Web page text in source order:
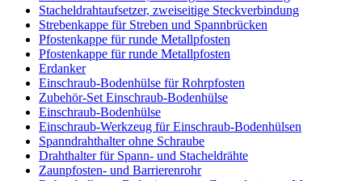
Stacheldrahtaufsetzer, zweiseitige Steckverbindung
Strebenkappe für Streben und Spannbrücken
Pfostenkappe für runde Metallpfosten
Pfostenkappe für runde Metallpfosten
Erdanker
Einschraub-Bodenhülse für Rohrpfosten
Zubehör-Set Einschraub-Bodenhülse
Einschraub-Bodenhülse
Einschraub-Werkzeug für Einschraub-Bodenhülsen
Spanndrahthalter ohne Schraube
Drahthalter für Spann- und Stacheldrähte
Zaunpfosten- und Barrierenrohr